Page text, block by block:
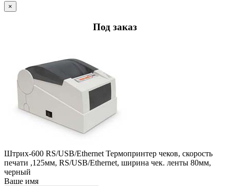
×
Под заказ
Штрих-600 RS/USB/Ethernet Термопринтер чеков, скорость
печати ,125мм, RS/USB/Ethernet, ширина чек. ленты 80мм,
черный
Ваше имя